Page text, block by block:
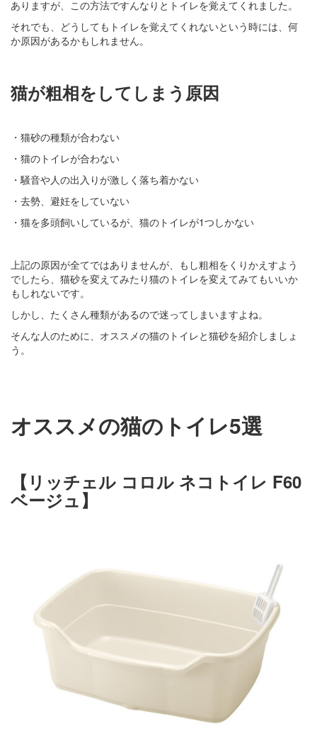
ありますが、この方法ですんなりとトイレを覚えてくれました。
それでも、どうしてもトイレを覚えてくれないという時には、何
か原因があるかもしれません。
猫が粗相をしてしまう原因
・猫砂の種類が合わない
・猫のトイレが合わない
・騒音や人の出入りが激しく落ち着かない
・去勢、避妊をしていない
・猫を多頭飼いしているが、猫のトイレが1つしかない
上記の原因が全てではありませんが、もし粗相をくりかえすよう
でしたら、猫砂を変えてみたり猫のトイレを変えてみてもいいか
もしれないです。
しかし、たくさん種類があるので迷ってしまいますよね。
そんな人のために、オススメの猫のトイレと猫砂を紹介しましょ
う。
オススメの猫のトイレ5選
【リッチェル コロル ネコトイレ F60
ベージュ】